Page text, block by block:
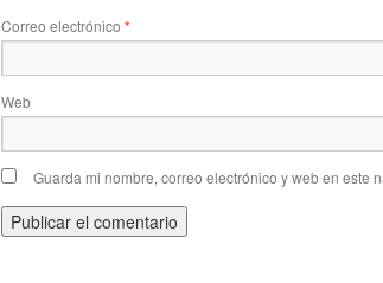
Correo electrónico *
Web
Guarda mi nombre, correo electrónico y web en este